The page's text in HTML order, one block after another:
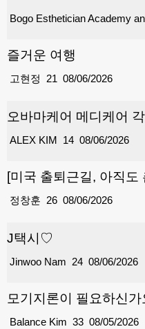
Bogo Esthetician Academy
즐거운 여행
21
고현정 08/06/2026
오바마케어 메디케어
14
ALEX KIM 08/06/2026
[미국 출퇴근길, 아직
26
정창훈 08/06/2026
J택시♡
24
Jinwoo Nam 08/06/2026
모기지론이 필요하신가
33
Balance Kim 08/05/2026